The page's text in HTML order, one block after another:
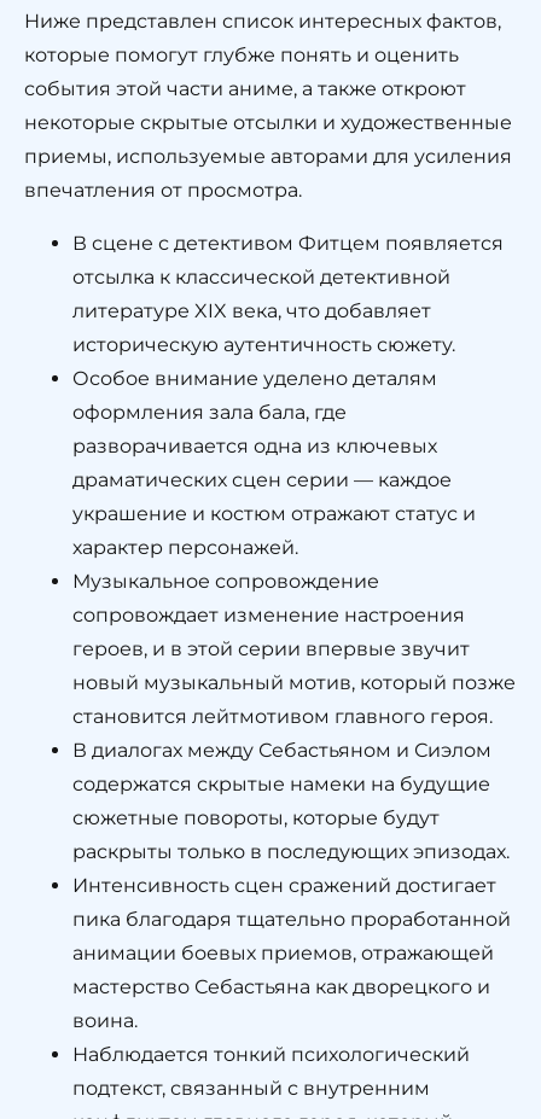
Ниже представлен список интересных фактов,
которые помогут глубже понять и оценить
события этой части аниме, а также откроют
некоторые скрытые отсылки и художественные
приемы, используемые авторами для усиления
впечатления от просмотра.
В сцене с детективом Фитцем появляется
отсылка к классической детективной
литературе XIX века, что добавляет
историческую аутентичность сюжету.
Особое внимание уделено деталям
оформления зала бала, где
разворачивается одна из ключевых
драматических сцен серии — каждое
украшение и костюм отражают статус и
характер персонажей.
Музыкальное сопровождение
сопровождает изменение настроения
героев, и в этой серии впервые звучит
новый музыкальный мотив, который позже
становится лейтмотивом главного героя.
В диалогах между Себастьяном и Сиэлом
содержатся скрытые намеки на будущие
сюжетные повороты, которые будут
раскрыты только в последующих эпизодах.
Интенсивность сцен сражений достигает
пика благодаря тщательно проработанной
анимации боевых приемов, отражающей
мастерство Себастьяна как дворецкого и
воина.
Наблюдается тонкий психологический
подтекст, связанный с внутренним